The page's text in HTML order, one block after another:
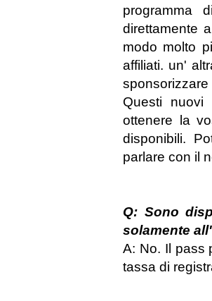
programma
direttamente
modo molto
affiliati. un'
Questi nuovi
ottenere la
disponibili.
parlare con il
Q: Sono
solamente
A: No. Il pass
tassa di